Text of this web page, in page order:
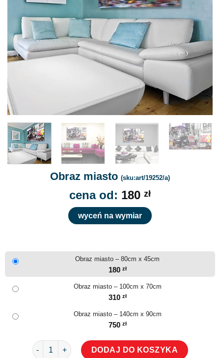
Obraz miasto (sku:art/19252/a)
cena od: 180 zł
wyceń na wymiar
Obraz miasto – 80cm x 45cm
180 zł
Obraz miasto – 100cm x 70cm
310 zł
Obraz miasto – 140cm x 90cm
750 zł
ilość Obraz miasto
DODAJ DO KOSZYKA